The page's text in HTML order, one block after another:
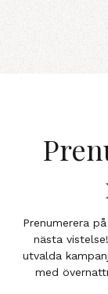
Prenumerera
nästa
utvalda
med